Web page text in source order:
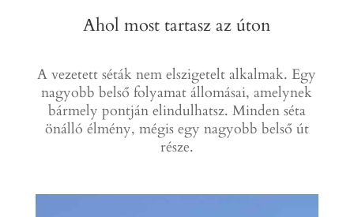
Ahol most tartasz az úton
A vezetett séták nem elszigetelt alkalmak. Egy
nagyobb belső folyamat állomásai, amelynek
bármely pontján elindulhatsz. Minden séta
önálló élmény, mégis egy nagyobb belső út
része.